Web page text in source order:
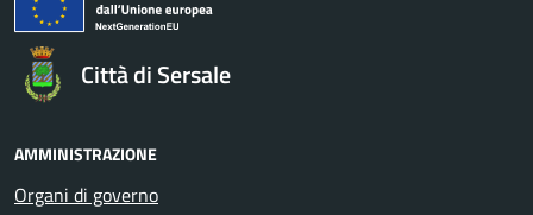
Città di Sersale
AMMINISTRAZIONE
Organi di governo